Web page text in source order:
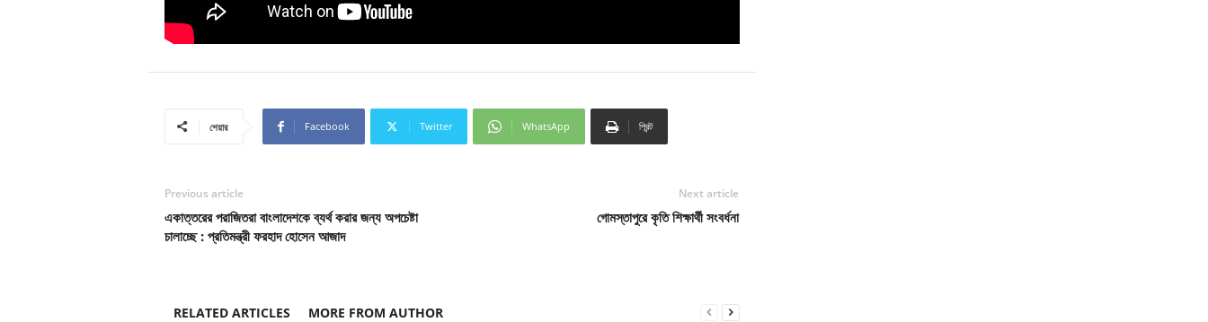
শেয়ার Facebook Twitter WhatsApp প্রিন্ট
Previous article
একাত্তরের পরাজিতরা বাংলাদেশকে ব্যর্থ করার জন্য অপচেষ্টা
চালাচ্ছে : প্রতিমন্ত্রী ফরহাদ হোসেন আজাদ
Next article
গোমস্তাপুরে কৃতি শিক্ষার্থী সংবর্ধনা
RELATED ARTICLES MORE FROM AUTHOR